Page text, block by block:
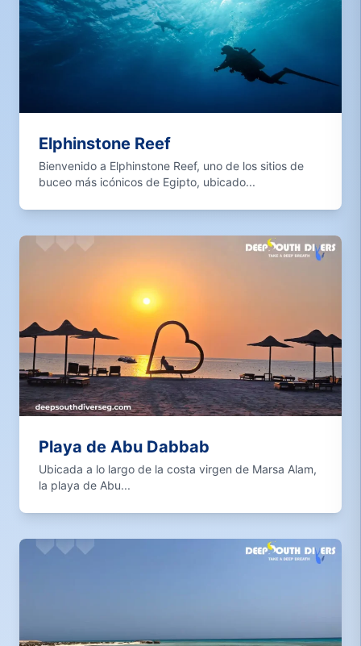
Elphinstone Reef
Bienvenido a Elphinstone Reef, uno de los sitios de
buceo más icónicos de Egipto, ubicado...
Playa de Abu Dabbab
Ubicada a lo largo de la costa virgen de Marsa Alam,
la playa de Abu...